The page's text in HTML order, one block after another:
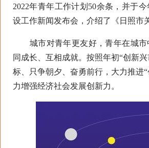
2022年青年工作计划50余条，并于
设工作新闻发布会，介绍了《日照市
城市对青年更友好，青年在城市
同成长、互相成就。按照年初“创新
标、只争朝夕、奋勇前行，大力推进
力增强经济社会发展创新力。